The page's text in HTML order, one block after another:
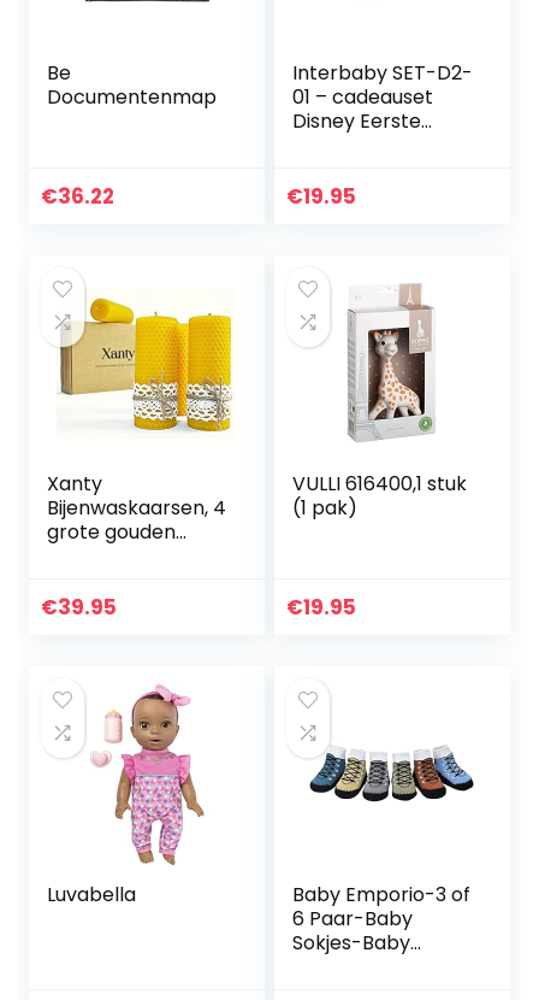
Be
Documentenmap
€36.22
Interbaby SET-D2-
01 – cadeauset
Disney Eerste
€19.95
Xanty
Bijenwaskaarsen, 4
grote gouden
honingraatkaarse
€39.95
VULLI 616400,1 stuk
(1 pak)
€19.95
Luvabella
Baby Emporio-3 of
6 Paar-Baby
Sokjes-Baby